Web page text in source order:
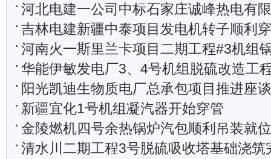
河北电建一公司中标石家庄诚峰热电有限公司
吉林电建新疆中泰项目发电机转子顺利
河南火一斯里兰卡项目二期工程#3机组锅炉钢架
华能伊敏发电厂3、4号机组脱硫改造工程土建基
阳光凯迪生物质电厂总承包项目推进座
新疆宜化1号机组凝汽器开始穿管
金陵燃机四号余热锅炉汽包顺利吊装就位
清水川二期工程3号脱硫吸收塔基础浇筑